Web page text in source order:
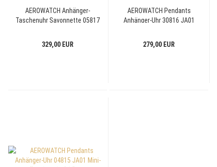
AEROWATCH Anhänger-
Taschenuhr Savonnette 05817
329,00 EUR
AEROWATCH Pendants
Anhänger-Uhr 30816 JA01
279,00 EUR